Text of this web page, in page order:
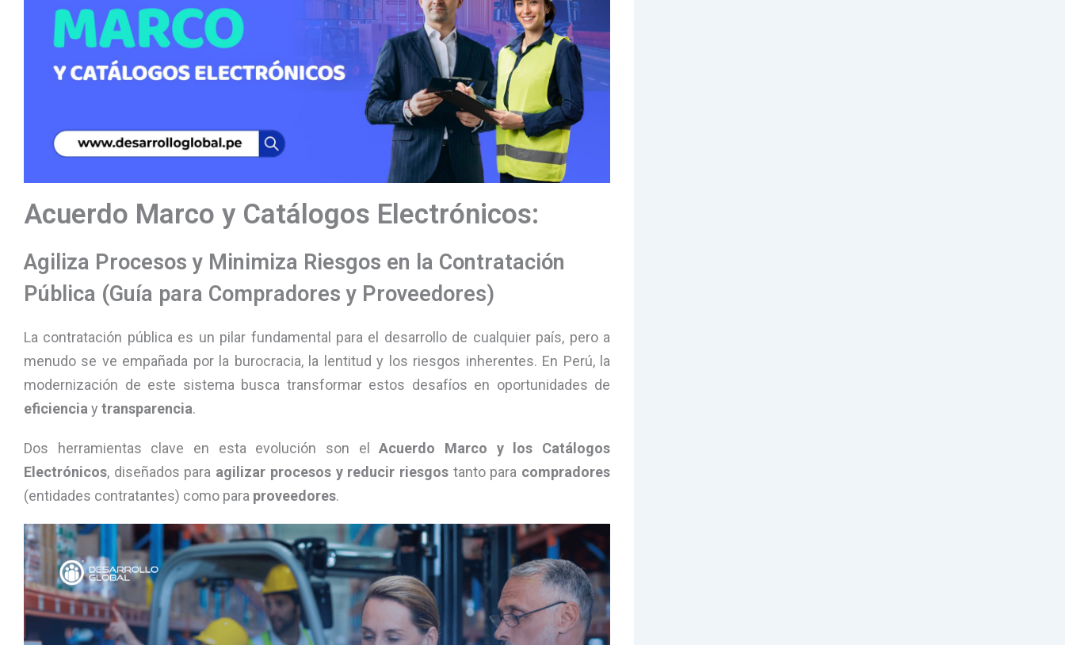
Acuerdo Marco y Catálogos Electrónicos:
Agiliza Procesos y Minimiza Riesgos en la Contratación
Pública (Guía para Compradores y Proveedores)
La contratación pública es un pilar fundamental para el desarrollo de cualquier país, pero a
menudo se ve empañada por la burocracia, la lentitud y los riesgos inherentes. En Perú, la
modernización de este sistema busca transformar estos desafíos en oportunidades de
eficienciay transparencia.
Dos herramientas clave en esta evolución son elAcuerdo Marco y los Catálogos
Electrónicos, diseñados para agilizar procesos y reducir riesgostanto para compradores
(entidades contratantes) como para proveedores.